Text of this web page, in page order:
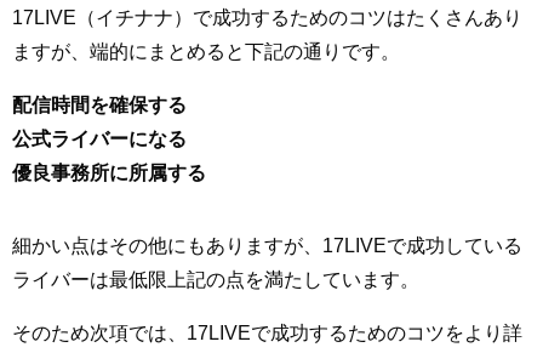
17LIVE（イチナナ）で成功するためのコツはたくさんあり
ますが、端的にまとめると下記の通りです。
配信時間を確保する
公式ライバーになる
優良事務所に所属する
細かい点はその他にもありますが、17LIVEで成功している
ライバーは最低限上記の点を満たしています。
そのため次項では、17LIVEで成功するためのコツをより詳